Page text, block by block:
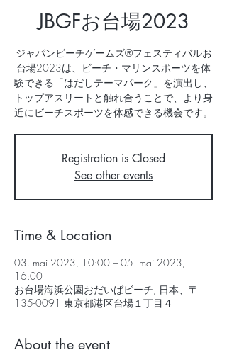
JBGFお台場2023
ジャパンビーチゲームズ®フェスティバルお
台場2023は、ビーチ・マリンスポーツを体
験できる「はだしテーマパーク」を演出し、
トップアスリートと触れ合うことで、より身
近にビーチスポーツを体感できる機会です。
Registration is Closed
See other events
Time & Location
03. mai 2023, 10:00 – 05. mai 2023,
16:00
お台場海浜公園おだいばビーチ, 日本、〒
135-0091 東京都港区台場１丁目４
About the event